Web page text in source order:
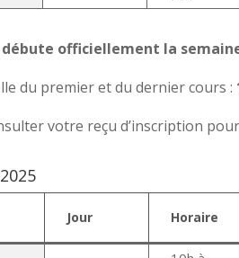
débute officiellement la
du premier et du dernier cours :
votre reçu d’inscription
Jour Horaire